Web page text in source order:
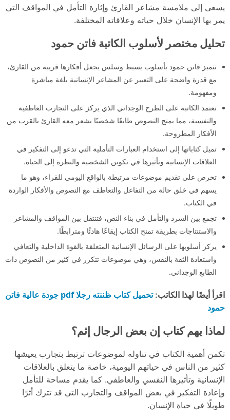
يسعى إلى ملامسة مشاعر القارئ وإثارة التأمل في المواقف التي
يمر بها الإنسان خلال حياته وعلاقاته المختلفة.
تحليل مختصر لأسلوب الكاتبة فاتن حمود
تتميز فاتن حمود بأسلوب بسيط وسلس يجعل أفكارها قريبة من القارئ،
مع قدرة واضحة على التعبير عن المشاعر الإنسانية بلغة مباشرة
ومفهومة.
تعتمد الكاتبة على الطرح الوجداني الذي يركز على التجارب العاطفية
والنفسية، مما يمنح النصوص طابعًا شخصيًا يشعر معه القارئ بالقرب من
الأفكار المطروحة.
تميل كتاباتها إلى استخدام العبارات التأملية التي تدعو إلى التفكير في
العلاقات الإنسانية وتأثيرها في تكوين الشخصية والنظرة إلى الحياة.
تحرص على تقديم موضوعات مرتبطة بالواقع اليومي للقراء، وهو ما
يسهم في خلق حالة من التفاعل والتعاطف مع النصوص والأفكار الواردة
في الكتاب.
تجمع بين السرد والتأمل في بناء النص، فتنتقل بين المواقف والمشاعر
والاستنتاجات بطريقة تمنح الكتاب إيقاعًا هادئًا ومترابطًا.
يركز أسلوبها على الرسائل الإنسانية المتعلقة بالقوة الداخلية والتعافي
واستعادة الثقة بالنفس، وهي موضوعات تتكرر في كثير من النصوص ذات
الطابع الوجداني.
اقرأ أيضًا لهذا الكاتب:
تحميل كتاب ظننته رجلا pdf جودة عالية فاتن
حمود
لماذا يهم كتاب إن بعض الرجال إثم؟
تكمن أهمية الكتاب في تناوله لموضوعات ترتبط بتجارب يعيشها
كثير من الناس في حياتهم اليومية، خاصة ما يتعلق بالعلاقات
الإنسانية وتأثيرها النفسي والعاطفي. كما يقدم مساحة للتأمل
وإعادة التفكير في بعض المواقف والتجارب التي قد تترك أثرًا
طويلًا في حياة الإنسان.